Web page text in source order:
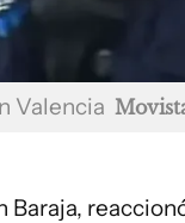
Valencia